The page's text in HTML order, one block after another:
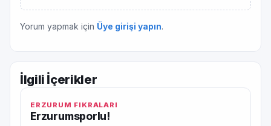
Yorum yapmak için Üye girişi yapın.
İlgili İçerikler
ERZURUM FIKRALARI
Erzurumsporlu!